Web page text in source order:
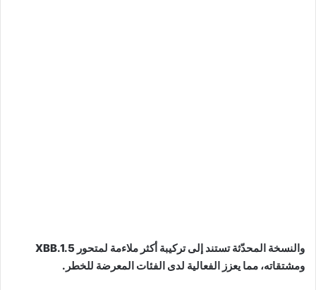
والنسخة المحدّثة تستند إلى تركيبة أكثر ملاءمة لمتحور XBB.1.5
ومشتقاته، مما يعزز الفعالية لدى الفئات المعرضة للخطر.